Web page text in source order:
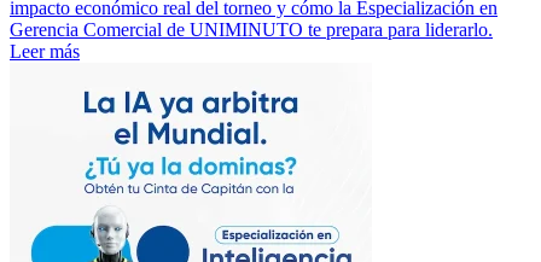
impacto económico real del torneo y cómo la Especialización en
Gerencia Comercial de UNIMINUTO te prepara para liderarlo.
Leer más